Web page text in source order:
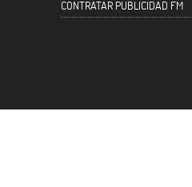
CONTRATAR PUBLICIDAD FM